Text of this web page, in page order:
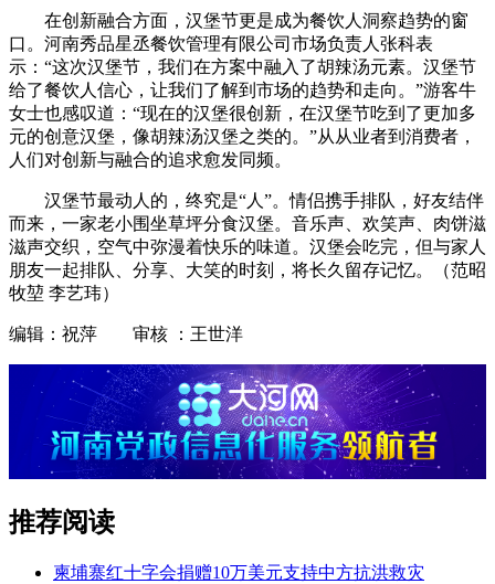
在创新融合方面，汉堡节更是成为餐饮人洞察趋势的窗
口。河南秀品星丞餐饮管理有限公司市场负责人张科表
示：“这次汉堡节，我们在方案中融入了胡辣汤元素。汉堡节
给了餐饮人信心，让我们了解到市场的趋势和走向。”游客牛
女士也感叹道：“现在的汉堡很创新，在汉堡节吃到了更加多
元的创意汉堡，像胡辣汤汉堡之类的。”从从业者到消费者，
人们对创新与融合的追求愈发同频。
汉堡节最动人的，终究是“人”。情侣携手排队，好友结伴
而来，一家老小围坐草坪分食汉堡。音乐声、欢笑声、肉饼滋
滋声交织，空气中弥漫着快乐的味道。汉堡会吃完，但与家人
朋友一起排队、分享、大笑的时刻，将长久留存记忆。（范昭
牧堃 李艺玮）
编辑：祝萍 审核 ：王世洋
推荐阅读
柬埔寨红十字会捐赠10万美元支持中方抗洪救灾